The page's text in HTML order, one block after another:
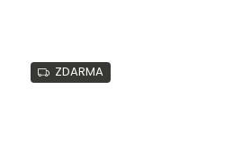
ZDARMA